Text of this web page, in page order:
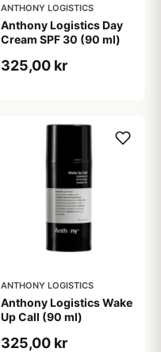
ANTHONY LOGISTICS
Anthony Logistics Day
Cream SPF 30 (90 ml)
325,00 kr
ANTHONY LOGISTICS
Anthony Logistics Wake
Up Call (90 ml)
325,00 kr